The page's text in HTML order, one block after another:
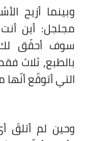
وبينما أزيح
مجلجل: أين
سوف أحقّق لك
بالطبع, ثلاث
التي أتوقّع
وحين لم أتلقَ